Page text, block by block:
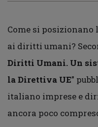
Come si
ai diritti umani?
Diritti Umani. Un
la Direttiva UE”
italiano imprese e
ancora poco